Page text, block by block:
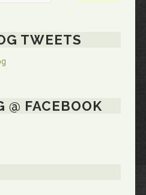
TWEETS
@ FACEBOOK